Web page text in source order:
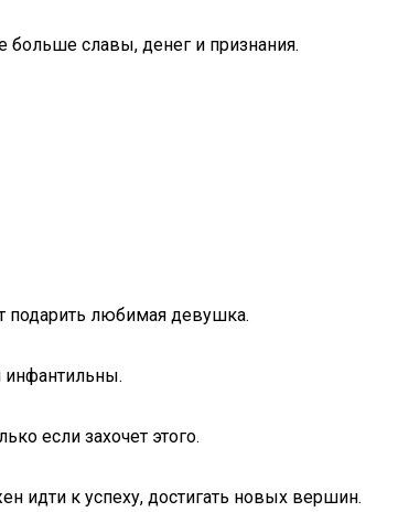
больше славы, денег и признания.
подарить любимая девушка.
инфантильны.
если захочет этого.
идти к успеху, достигать новых вершин.